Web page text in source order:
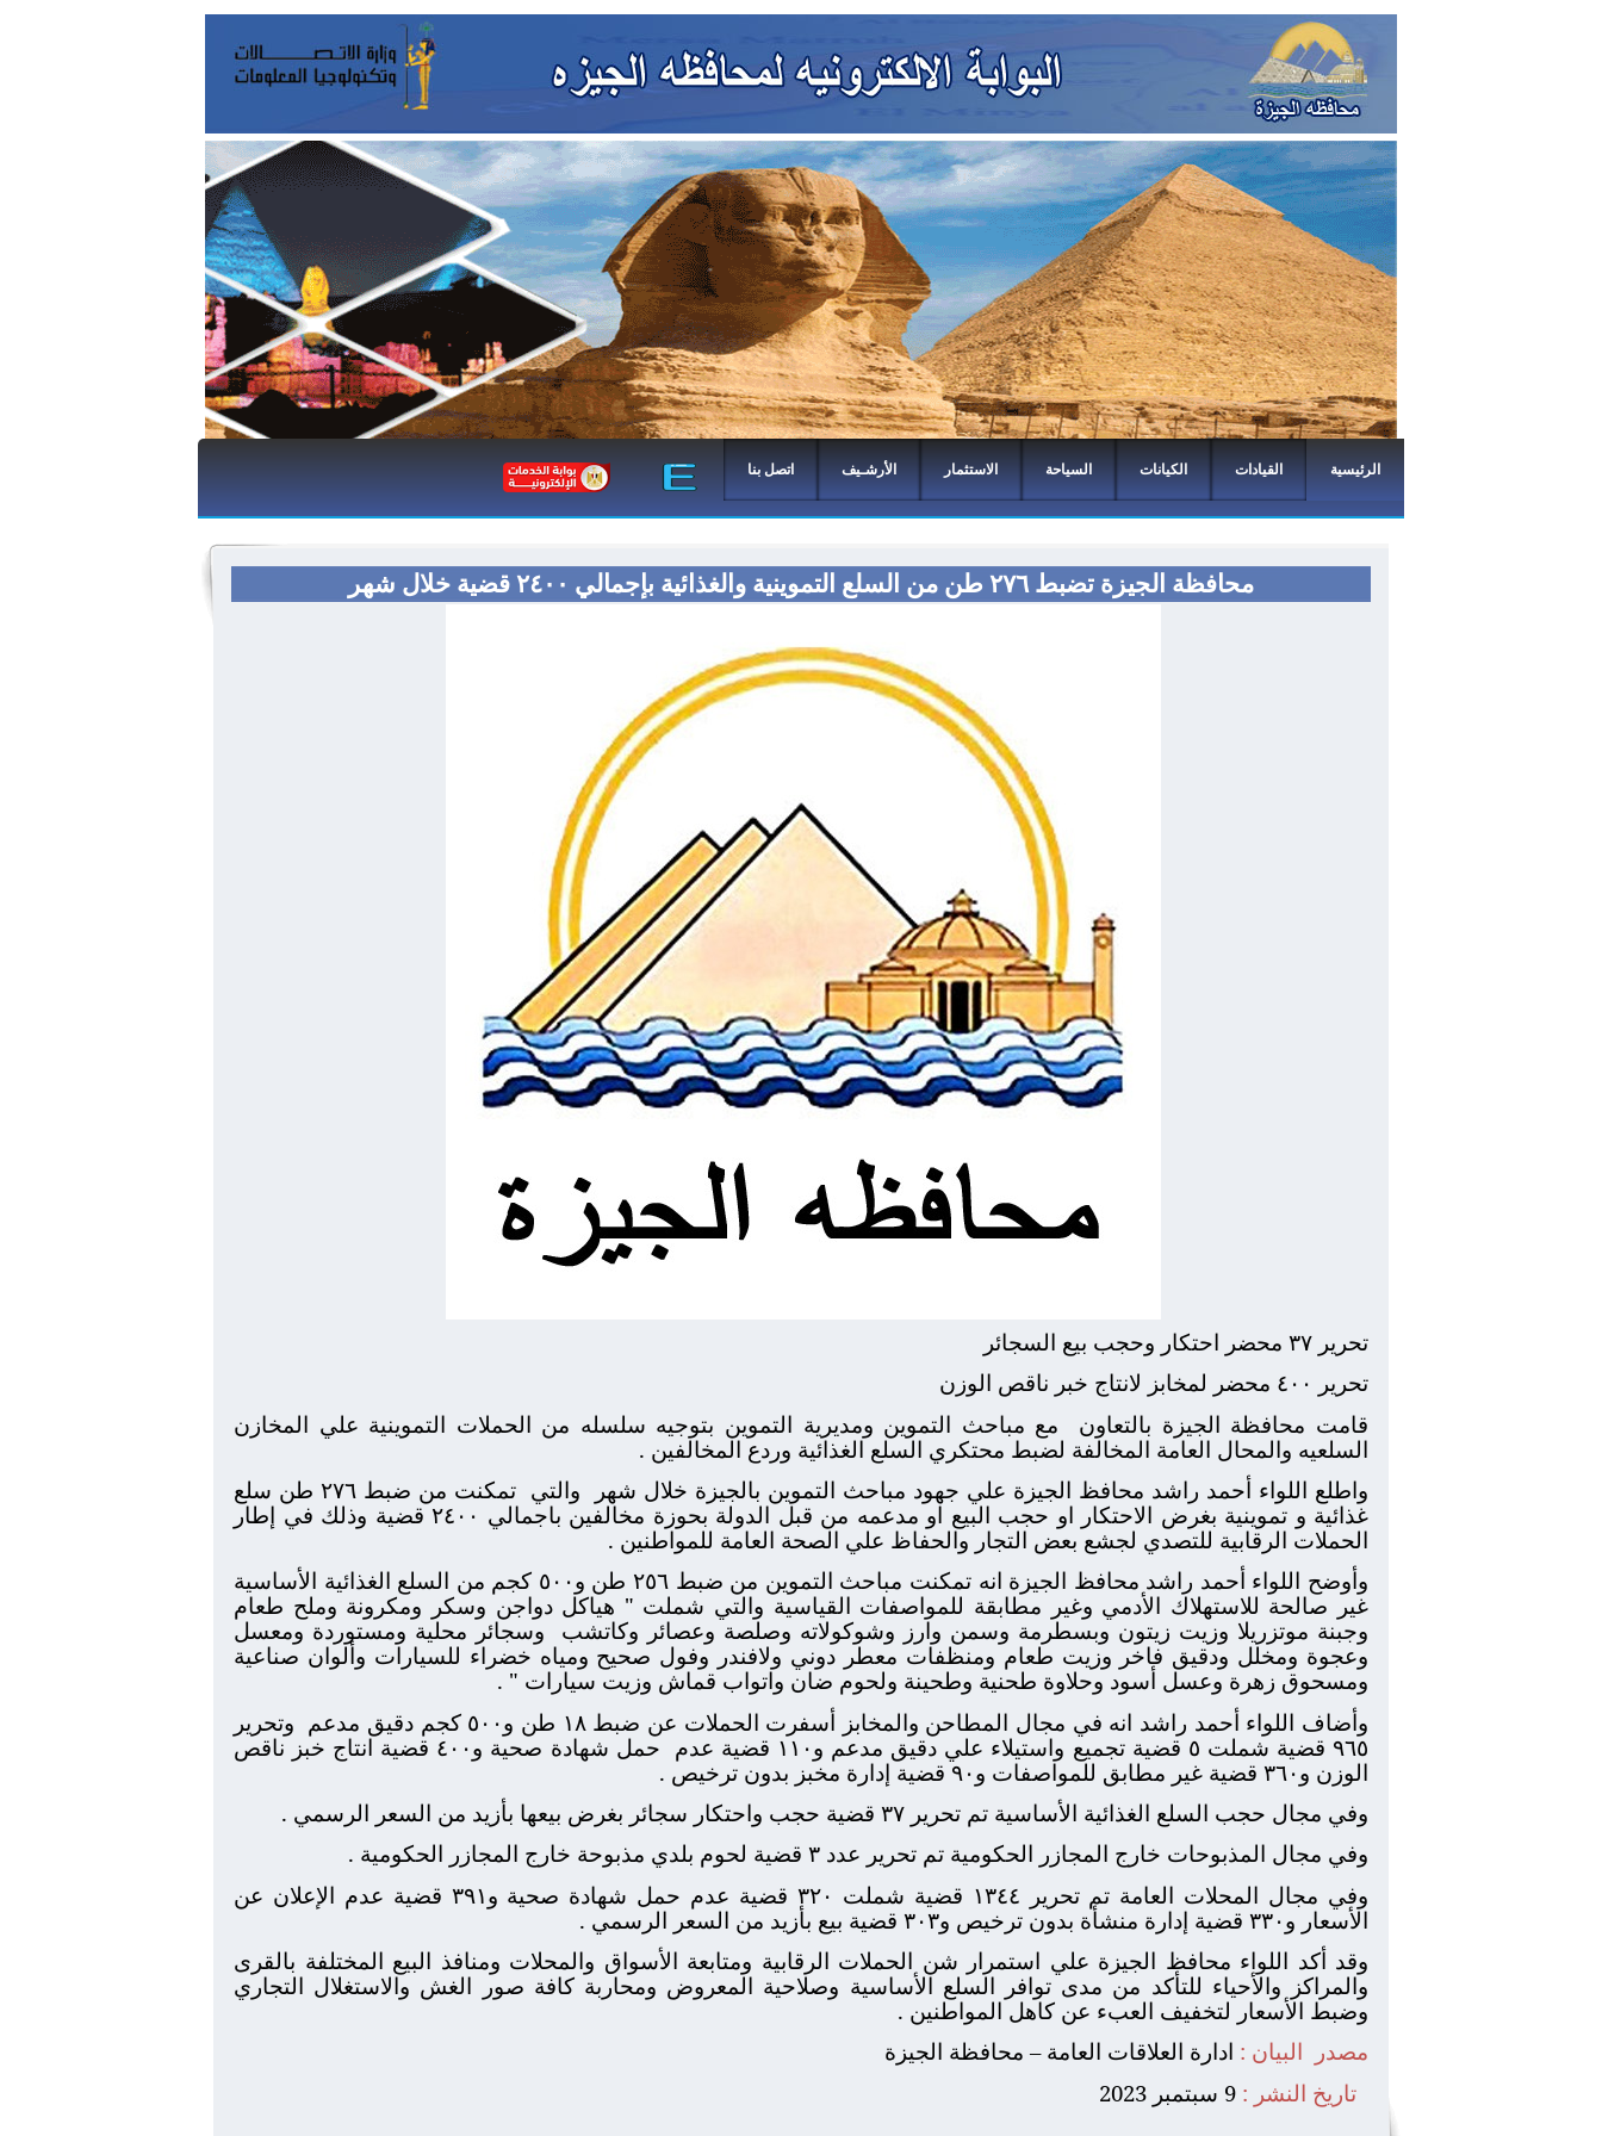
الرئيسية القيادات الكيانات السياحة الاستثمار الأرشـيف اتصل بنا
محافظة الجيزة تضبط ٢٧٦ طن من السلع التموينية والغذائية بإجمالي ٢٤٠٠ قضية خلال شهر
تحرير ٣٧ محضر احتكار وحجب بيع السجائر
تحرير ٤٠٠ محضر لمخابز لانتاج خبر ناقص الوزن
قامت محافظة الجيزة بالتعاون
مع مباحث التموين ومديرية التموين بتوجيه سلسله من الحملات التموينية علي المخازن
السلعيه والمحال العامة المخالفة لضبط محتكري السلع الغذائية وردع المخالفين .
واطلع اللواء أحمد راشد محافظ الجيزة علي جهود مباحث التموين بالجيزة خلال شهر
والتي
تمكنت من ضبط ٢٧٦ طن سلع
غذائية و تموينية بغرض الاحتكار او حجب البيع او مدعمه من قبل الدولة بحوزة مخالفين باجمالي ٢٤٠٠ قضية وذلك في إطار
الحملات الرقابية للتصدي لجشع بعض التجار والحفاظ علي الصحة العامة للمواطنين .
وأوضح اللواء أحمد راشد محافظ الجيزة انه تمكنت مباحث التموين من ضبط ٢٥٦ طن و٥٠٠ كجم من السلع الغذائية الأساسية
غير صالحة للاستهلاك الأدمي وغير مطابقة للمواصفات القياسية والتي شملت " هياكل دواجن وسكر ومكرونة وملح طعام
وجبنة موتزريلا وزيت زيتون وبسطرمة وسمن وارز وشوكولاته وصلصة وعصائر وكاتشب
وسجائر محلية ومستوردة ومعسل
وعجوة ومخلل ودقيق فاخر وزيت طعام ومنظفات معطر دوني ولافندر وفول صحيح ومياه خضراء للسيارات وألوان صناعية
ومسحوق زهرة وعسل أسود وحلاوة طحنية وطحينة ولحوم ضان واتواب قماش وزيت سيارات " .
وأضاف اللواء أحمد راشد انه في مجال المطاحن والمخابز أسفرت الحملات عن ضبط ١٨ طن و٥٠٠ كجم دقيق مدعم
وتحرير
٩٦٥ قضية شملت ٥ قضية تجميع واستيلاء علي دقيق مدعم و١١٠ قضية عدم
حمل شهادة صحية و٤٠٠ قضية انتاج خبز ناقص
الوزن و٣٦٠ قضية غير مطابق للمواصفات و٩٠ قضية إدارة مخبز بدون ترخيص .
وفي مجال حجب السلع الغذائية الأساسية تم تحرير ٣٧ قضية حجب واحتكار سجائر بغرض بيعها بأزيد من السعر الرسمي .
وفي مجال المذبوحات خارج المجازر الحكومية تم تحرير عدد ٣ قضية لحوم بلدي مذبوحة خارج المجازر الحكومية .
وفي مجال المحلات العامة تم تحرير ١٣٤٤ قضية شملت ٣٢٠ قضية عدم حمل شهادة صحية و٣٩١ قضية عدم الإعلان عن
الأسعار و٣٣٠ قضية إدارة منشأة بدون ترخيص و٣٠٣ قضية بيع بأزيد من السعر الرسمي .
وقد أكد اللواء محافظ الجيزة علي استمرار شن الحملات الرقابية ومتابعة الأسواق والمحلات ومنافذ البيع المختلفة بالقرى
والمراكز والأحياء للتأكد من مدى توافر السلع الأساسية وصلاحية المعروض ومحاربة كافة صور الغش والاستغلال التجاري
وضبط الأسعار لتخفيف العبء عن كاهل المواطنين .
مصدر
البيان : ادارة العلاقات العامة – محافظة الجيزة
تاريخ النشر : 9 سبتمبر 2023